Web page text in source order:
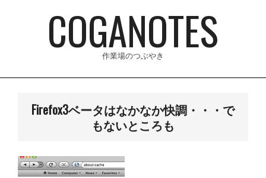
COGANOTES
作業場のつぶやき
MenuFirefox3ベータはなかなか快調・・・で
もないところも